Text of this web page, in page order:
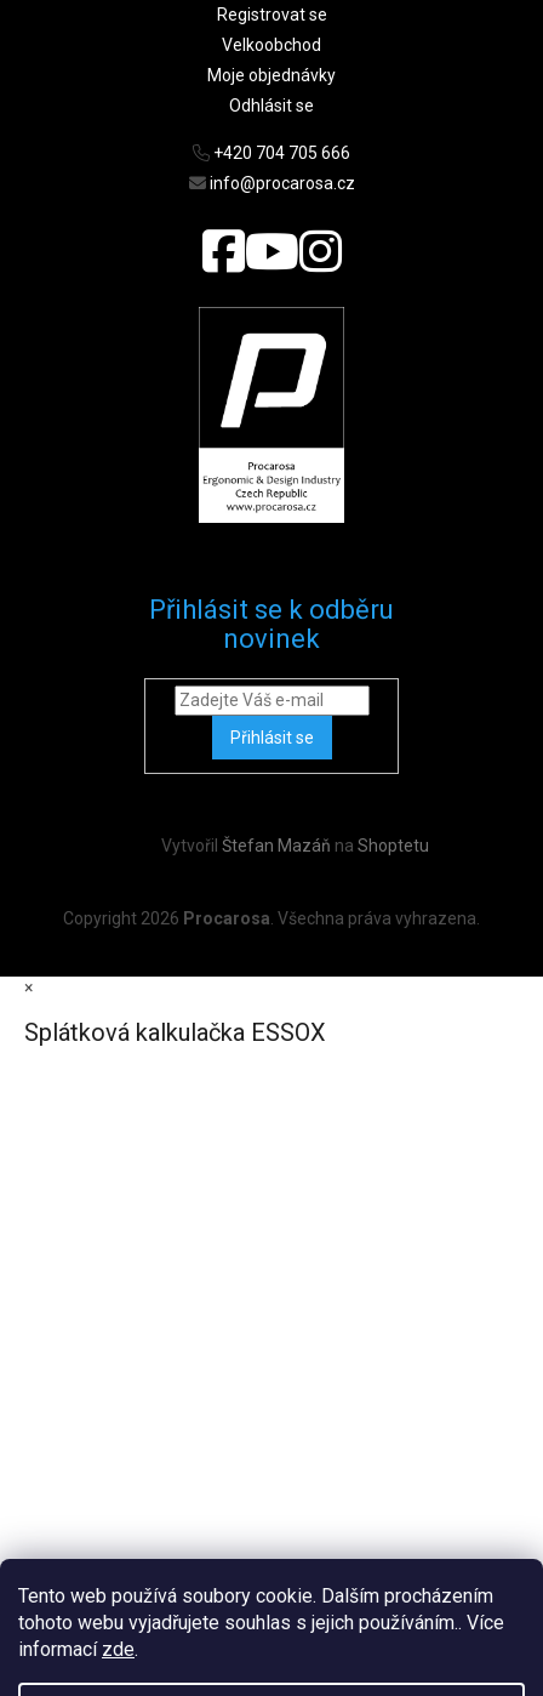
Tento web používá soubory cookie. Dalším procházením
tohoto webu vyjadřujete souhlas s jejich používáním.. Více
informací zde.
Registrovat se
Velkoobchod
Moje objednávky
Odhlásit se
+420 704 705 666
info@procarosa.cz
Přihlásit se k odběru
novinek
Přihlásit se
Vytvořil Štefan Mazáň na Shoptetu
Copyright 2026 Procarosa . Všechna práva vyhrazena.
×
Splátková kalkulačka ESSOX